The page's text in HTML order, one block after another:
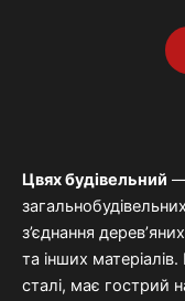
Цвяхбудівельний
загальнобудівельних
з’єднання дерев’яних
та інших матеріалів.
сталі, має гострий